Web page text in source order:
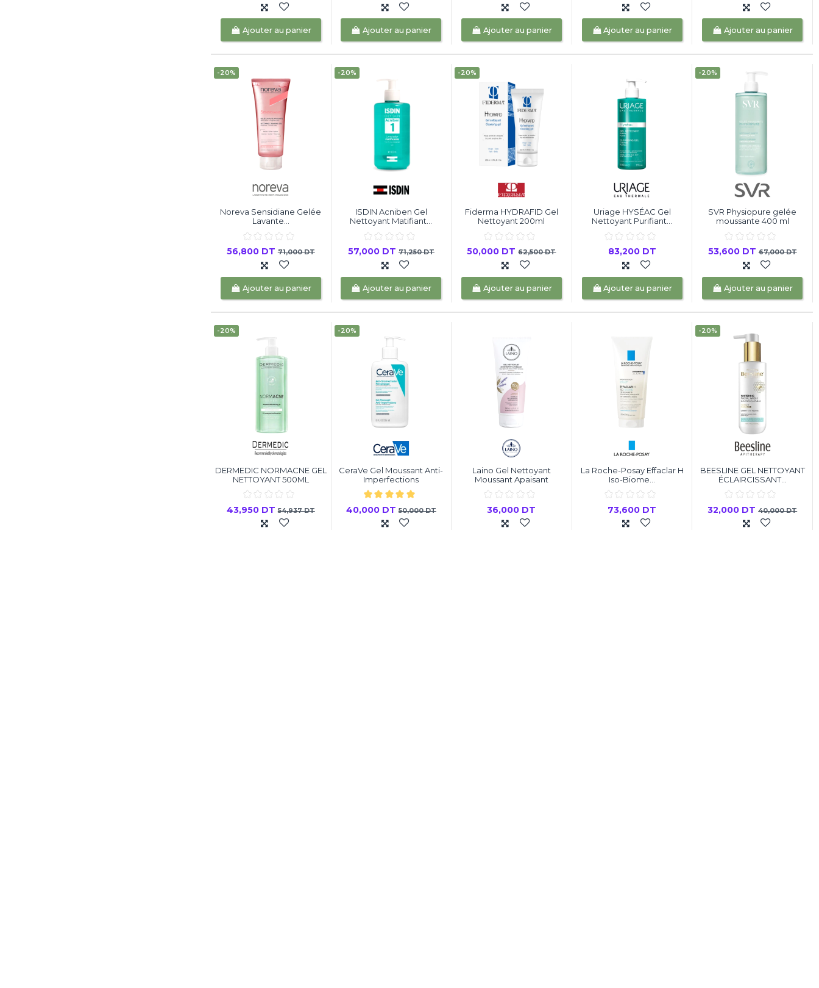
Ajouter au panier Ajouter au panier Ajouter au panier Ajouter au panier Ajouter au panier
-20%
Noreva Sensidiane Gelée
Lavante...
56,800 DT71,000 DT
Ajouter au panier
-20%
ISDIN Acniben Gel
Nettoyant Matifiant...
57,000 DT 71,250 DT
Ajouter au panier
-20%
Fiderma HYDRAFID Gel
Nettoyant 200ml
50,000 DT62,500 DT
Ajouter au panier
Uriage HYSÉAC Gel
Nettoyant Purifiant...
83,200 DT
Ajouter au panier
-20%
SVR Physiopure gelée
moussante 400 ml
53,600 DT67,000 DT
Ajouter au panier
-20%
DERMEDIC NORMACNE GEL
NETTOYANT 500ML
43,950 DT54,937 DT
-20%
CeraVe Gel Moussant Anti-
Imperfections
40,000 DT 50,000 DT
Laino Gel Nettoyant
Moussant Apaisant
36,000 DT
La Roche-Posay Effaclar H
Iso-Biome...
73,600 DT
-20%
BEESLINE GEL NETTOYANT
ÉCLAIRCISSANT...
32,000 DT40,000 DT